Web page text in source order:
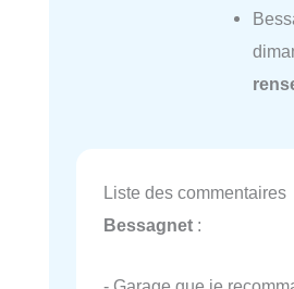
Liste des commentaires
Bessagnet :